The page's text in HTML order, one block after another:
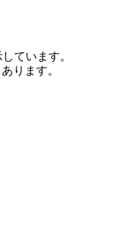
ています。
ります。